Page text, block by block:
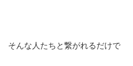
そんな人たちと繋がれるだけで